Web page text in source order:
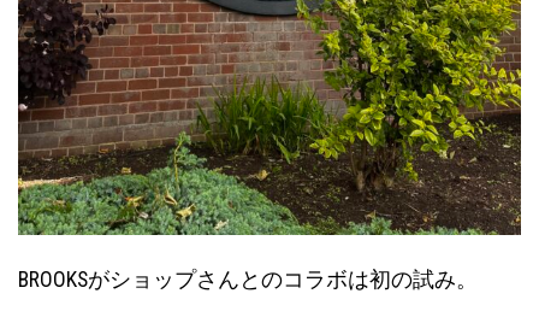
BROOKSがショップさんとのコラボは初の試み。